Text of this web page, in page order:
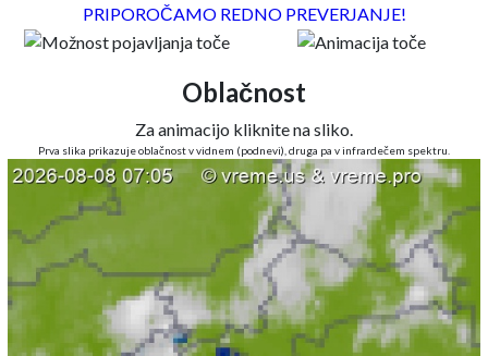
PRIPOROČAMO REDNO PREVERJANJE!
Oblačnost
Za animacijo kliknite na sliko.
Prva slika prikazuje oblačnost v vidnem (podnevi), druga pa v infrardečem spektru.